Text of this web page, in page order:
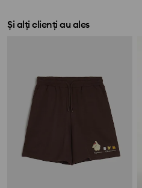
Și alți clienți au ales